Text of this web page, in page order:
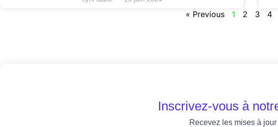
« Previous 1 2 3 4
Inscrivez-vous à
Recevez les mises à